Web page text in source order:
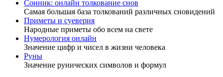
Сонник: онлайн толкование снов
Самая большая база толкований различных сновидений
Приметы и суеверия
Народные приметы обо всем на свете
Нумерология онлайн
Значение цифр и чисел в жизни человека
Руны
Значение рунических символов и формул